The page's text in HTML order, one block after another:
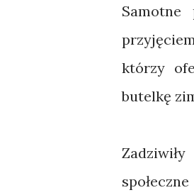
Samotne
którzy
butelkę